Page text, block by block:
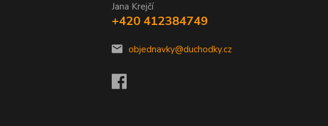
Jana Krejčí
+420 412384749
objednavky@duchodky.cz